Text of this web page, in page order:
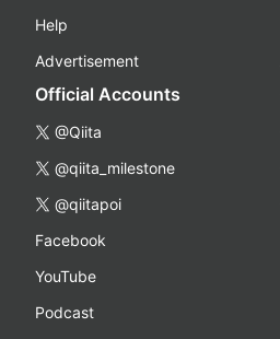
Help
Advertisement
Official Accounts
@Qiita
@qiita_milestone
@qiitapoi
Facebook
YouTube
Podcast